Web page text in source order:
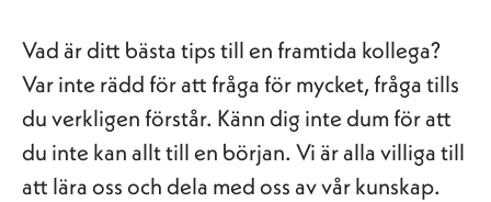
Vad är ditt bästa tips till en framtida kollega?
Var inte rädd för att fråga för mycket, fråga tills
du verkligen förstår. Känn dig inte dum för att
du inte kan allt till en början. Vi är alla villiga till
att lära oss och dela med oss av vår kunskap.